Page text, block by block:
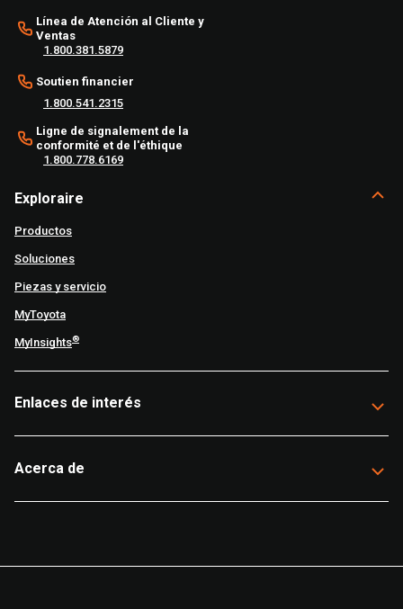
Línea de Atención al Cliente y
Ventas
1.800.381.5879
Soutien financier
1.800.541.2315
Ligne de signalement de la
conformité et de l'éthique
1.800.778.6169
Exploraire
Productos
Soluciones
Piezas y servicio
MyToyota
MyInsights®
Enlaces de interés
Acerca de